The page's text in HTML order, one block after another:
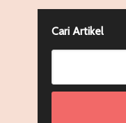
Cari Artikel